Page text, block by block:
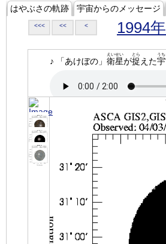
はやぶさの軌跡 宇宙からのメッセージ
<<< << < 1994
♪ 「あけぼの」 衛星
えいせい
が捉
とら
えた
うち